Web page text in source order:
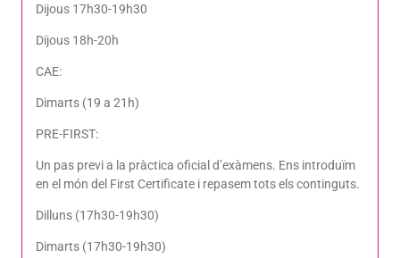
Dijous 17h30-19h30
Dijous 18h-20h
CAE:
Dimarts (19 a 21h)
PRE-FIRST:
Un pas previ a la pràctica oficial d’exàmens. Ens introduïm
en el món del First Certificate i repasem tots els continguts.
Dilluns (17h30-19h30)
Dimarts (17h30-19h30)